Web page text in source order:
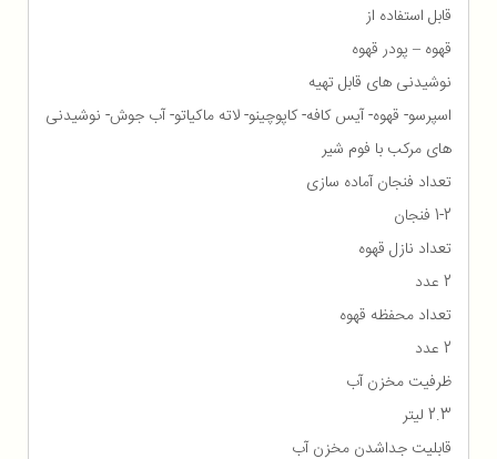
قابل استفاده از
قهوه – پودر قهوه
نوشیدنی های قابل تهیه
اسپرسو- قهوه- آیس کافه- کاپوچینو- لاته ماکیاتو- آب جوش- نوشیدنی
های مرکب با فوم شیر
تعداد فنجان آماده سازی
1-2 فنجان
تعداد نازل قهوه
2 عدد
تعداد محفظه قهوه
2 عدد
ظرفیت مخزن آب
2.3 لیتر
قابلیت جداشدن مخزن آب